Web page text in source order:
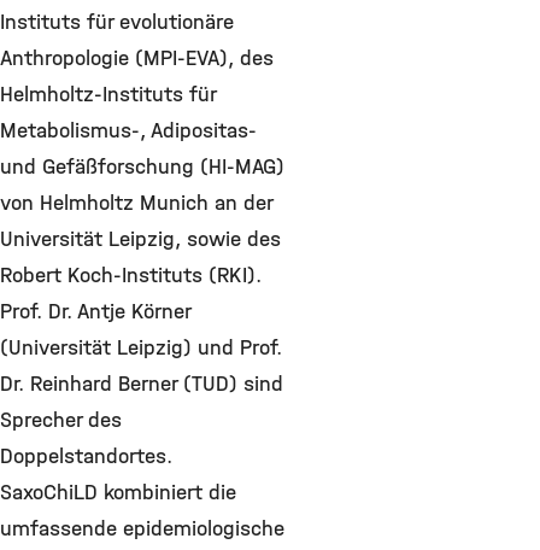
Instituts für evolutionäre
Anthropologie (MPI-EVA), des
Helmholtz-Instituts für
Metabolismus-, Adipositas-
und Gefäßforschung (HI-MAG)
von Helmholtz Munich an der
Universität Leipzig, sowie des
Robert Koch-Instituts (RKI).
Prof. Dr. Antje Körner
(Universität Leipzig) und Prof.
Dr. Reinhard Berner (TUD) sind
Sprecher des
Doppelstandortes.
SaxoChiLD kombiniert die
umfassende epidemiologische